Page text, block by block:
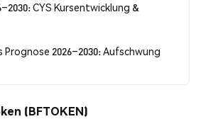
CYS Kursentwicklung &
Prognose 2026–2030: Aufschwung
(BFTOKEN)